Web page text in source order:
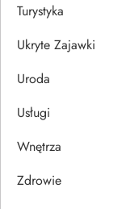
Turystyka
Ukryte Zajawki
Uroda
Usługi
Wnętrza
Zdrowie